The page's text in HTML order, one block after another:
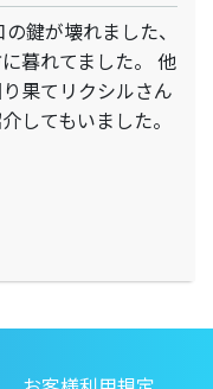
鍵が壊れました、
暮れてました。 他
果てリクシルさん
してもいました。